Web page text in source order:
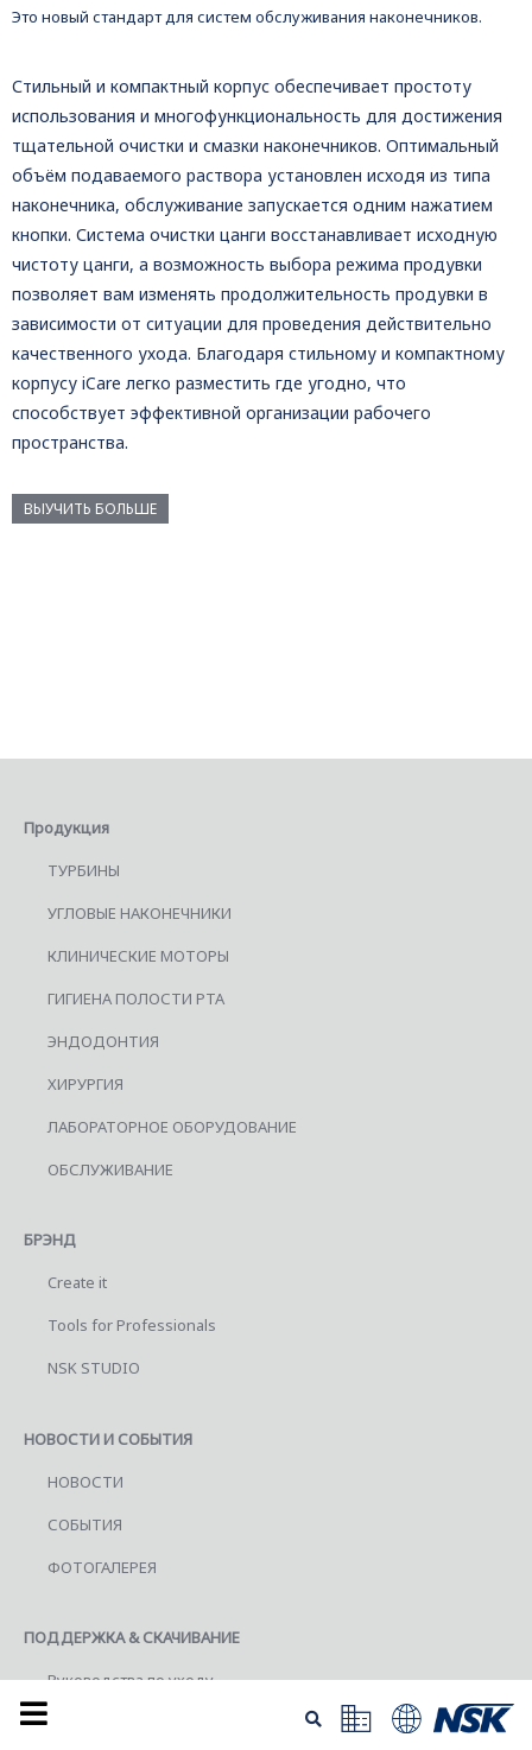
Это новый стандарт для систем обслуживания наконечников.
Стильный и компактный корпус обеспечивает простоту
использования и многофункциональность для достижения
тщательной очистки и смазки наконечников. Оптимальный
объём подаваемого раствора установлен исходя из типа
наконечника, обслуживание запускается одним нажатием
кнопки. Система очистки цанги восстанавливает исходную
чистоту цанги, а возможность выбора режима продувки
позволяет вам изменять продолжительность продувки в
зависимости от ситуации для проведения действительно
качественного ухода. Благодаря стильному и компактному
корпусу iCare легко разместить где угодно, что
способствует эффективной организации рабочего
пространства.
ВЫУЧИТЬ БОЛЬШЕ
Продукция
ТУРБИНЫ
УГЛОВЫЕ НАКОНЕЧНИКИ
КЛИНИЧЕСКИЕ МОТОРЫ
ГИГИЕНА ПОЛОСТИ РТА
ЭНДОДОНТИЯ
ХИРУРГИЯ
ЛАБОРАТОРНОЕ ОБОРУДОВАНИЕ
ОБСЛУЖИВАНИЕ
БРЭНД
Create it
Tools for Professionals
NSK STUDIO
НОВОСТИ И СОБЫТИЯ
НОВОСТИ
СОБЫТИЯ
ФОТОГАЛЕРЕЯ
ПОДДЕРЖКА & СКАЧИВАНИЕ
Руководства по уходу
РУКОВОДСТВА ПО ОБСЛУЖИВАНИЮ